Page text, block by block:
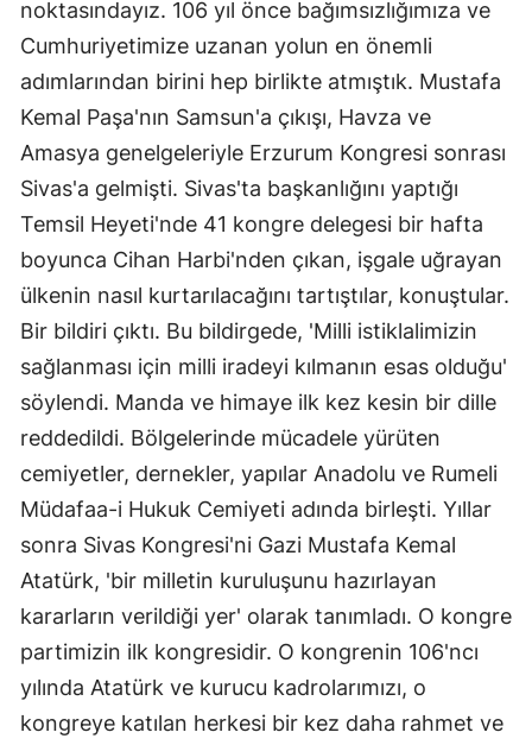
noktasındayız. 106 yıl önce bağımsızlığımıza ve
Cumhuriyetimize uzanan yolun en önemli
adımlarından birini hep birlikte atmıştık. Mustafa
Kemal Paşa'nın Samsun'a çıkışı, Havza ve
Amasya genelgeleriyle Erzurum Kongresi sonrası
Sivas'a gelmişti. Sivas'ta başkanlığını yaptığı
Temsil Heyeti'nde 41 kongre delegesi bir hafta
boyunca Cihan Harbi'nden çıkan, işgale uğrayan
ülkenin nasıl kurtarılacağını tartıştılar, konuştular.
Bir bildiri çıktı. Bu bildirgede, 'Milli istiklalimizin
sağlanması için milli iradeyi kılmanın esas olduğu'
söylendi. Manda ve himaye ilk kez kesin bir dille
reddedildi. Bölgelerinde mücadele yürüten
cemiyetler, dernekler, yapılar Anadolu ve Rumeli
Müdafaa-i Hukuk Cemiyeti adında birleşti. Yıllar
sonra Sivas Kongresi'ni Gazi Mustafa Kemal
Atatürk, 'bir milletin kuruluşunu hazırlayan
kararların verildiği yer' olarak tanımladı. O kongre
partimizin ilk kongresidir. O kongrenin 106'ncı
yılında Atatürk ve kurucu kadrolarımızı, o
kongreye katılan herkesi bir kez daha rahmet ve